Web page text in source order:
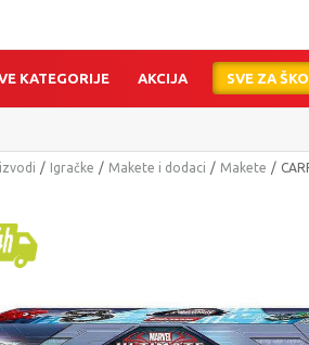
KATEGORIJE AKCIJA SVE ZA
Igračke Makete i dodaci Makete